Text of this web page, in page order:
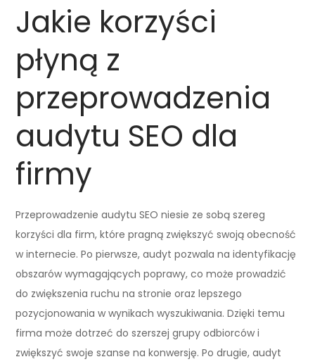
Jakie korzyści
płyną z
przeprowadzenia
audytu SEO dla
firmy
Przeprowadzenie audytu SEO niesie ze sobą szereg
korzyści dla firm, które pragną zwiększyć swoją obecność
w internecie. Po pierwsze, audyt pozwala na identyfikację
obszarów wymagających poprawy, co może prowadzić
do zwiększenia ruchu na stronie oraz lepszego
pozycjonowania w wynikach wyszukiwania. Dzięki temu
firma może dotrzeć do szerszej grupy odbiorców i
zwiększyć swoje szanse na konwersję. Po drugie, audyt